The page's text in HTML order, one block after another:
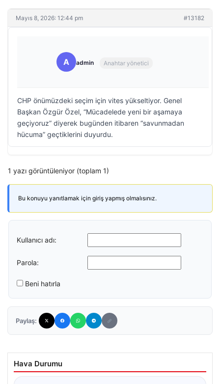
Mayıs 8, 2026: 12:44 pm #13182
A admin Anahtar yönetici
CHP önümüzdeki seçim için vites yükseltiyor. Genel
Başkan Özgür Özel, “Mücadelede yeni bir aşamaya
geçiyoruz” diyerek bugünden itibaren “savunmadan
hücuma” geçtiklerini duyurdu.
1 yazı görüntüleniyor (toplam 1)
Bu konuyu yanıtlamak için giriş yapmış olmalısınız.
Kullanıcı adı:
Parola:
Beni hatırla
Paylaş:
Hava Durumu